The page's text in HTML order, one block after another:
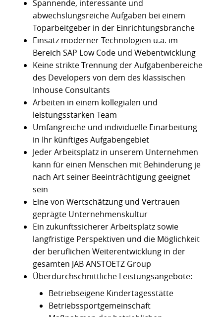
Spannende, interessante und
abwechslungsreiche Aufgaben bei einem
Toparbeitgeber in der Einrichtungsbranche
Einsatz moderner Technologien u.a. im
Bereich SAP Low Code und Webentwicklung
Keine strikte Trennung der Aufgabenbereiche
des Developers von dem des klassischen
Inhouse Consultants
Arbeiten in einem kollegialen und
leistungsstarken Team
Umfangreiche und individuelle Einarbeitung
in Ihr künftiges Aufgabengebiet
Jeder Arbeitsplatz in unserem Unternehmen
kann für einen Menschen mit Behinderung je
nach Art seiner Beeinträchtigung geeignet
sein
Eine von Wertschätzung und Vertrauen
geprägte Unternehmenskultur
Ein zukunftssicherer Arbeitsplatz sowie
langfristige Perspektiven und die Möglichkeit
der beruflichen Weiterentwicklung in der
gesamten JAB ANSTOETZ Group
Überdurchschnittliche Leistungsangebote:
Betriebseigene Kindertagesstätte
Betriebssportgemeinschaft